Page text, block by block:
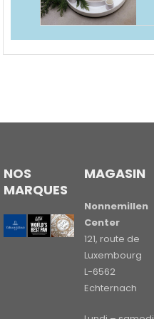
NOS
MARQUES
MAGASIN
Nonnemillen
Center
121, route de
Luxembourg
L-6562
Echternach